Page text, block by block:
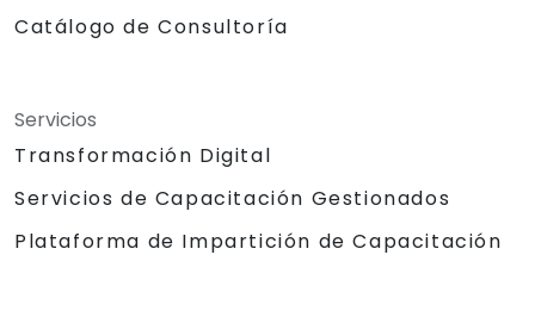
Catálogo de Consultoría
Servicios
Transformación Digital
Servicios de Capacitación Gestionados
Plataforma de Impartición de Capacitación